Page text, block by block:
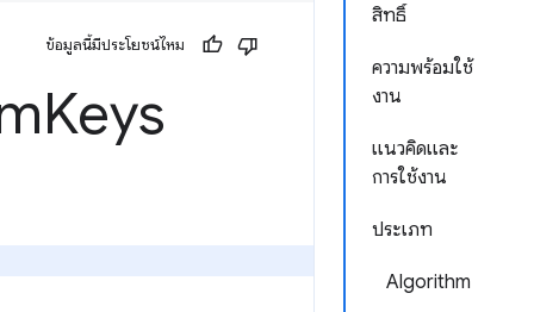
สิทธิ์
ความพร้อมใช้
งาน
แนวคิดและ
การใช้งาน
ประเภท
Algorithm
ข้อมูลนี้มีประโยชน์ไหม
Keys